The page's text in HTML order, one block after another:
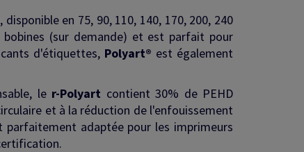
en 75, 90, 110, 140, 170, 200, 240
(sur demande) et est parfait pour
d'étiquettes, Polyart® est également
le r-Polyart contient 30% de PEHD
et à la réduction de l'enfouissement
parfaitement adaptée pour les imprimeurs